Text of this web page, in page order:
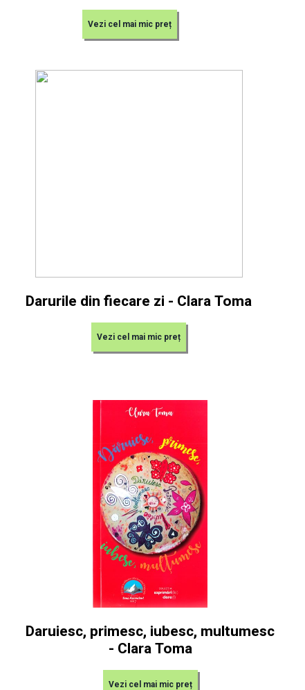
Vezi cel mai mic preț
Darurile din fiecare zi - Clara Toma
Vezi cel mai mic preț
Daruiesc, primesc, iubesc, multumesc
- Clara Toma
Vezi cel mai mic preț